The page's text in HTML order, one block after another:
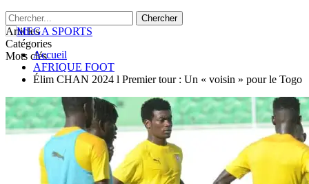
Articles
Catégories
Mots clésAccueil
AFRIQUE FOOT
Élim CHAN 2024 l Premier tour : Un « voisin » pour le Togo